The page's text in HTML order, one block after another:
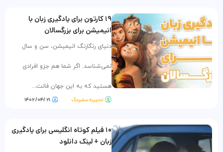
۱۹ کارتون برای یادگیری زبان با
انیمیشن برای بزرگسالان
دنیای رنگارنگ انیمیشن، سن و سال
نمی‌شناسد. اگر شما هم جزو افرادی
هستید که به این جهان فانت...
تحریریه سفیرمگ ۲۱ /۰۴/ ۱۴۰۲
۱۰ فیلم کوتاه انگلیسی برای یادگیری
زبان + لینک دانلود